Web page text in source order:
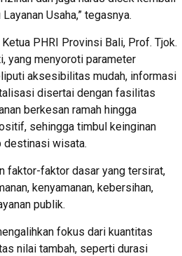
Usaha,” tegasnya.
PHRI Provinsi Bali, Prof. Tjok.
yang menyoroti parameter
aksesibilitas mudah, informasi
disertai dengan fasilitas
berkesan ramah hingga
sehingga timbul keinginan
destinasi wisata.
faktor-faktor dasar yang tersirat,
kenyamanan, kebersihan,
publik.
fokus dari kuantitas
nilai tambah, seperti durasi